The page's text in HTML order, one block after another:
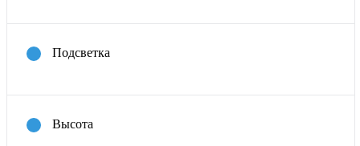
Подсветка
Высота